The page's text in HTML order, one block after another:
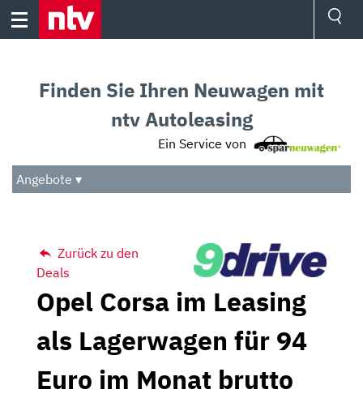
Skip
Audio
Das Beste
Finden Sie Ihren Neuwagen mit
ntv Autoleasing
Ein Service von
Angebote ▾
Zurück zu den
Deals
Opel Corsa im Leasing
als Lagerwagen für 94
Euro im Monat brutto